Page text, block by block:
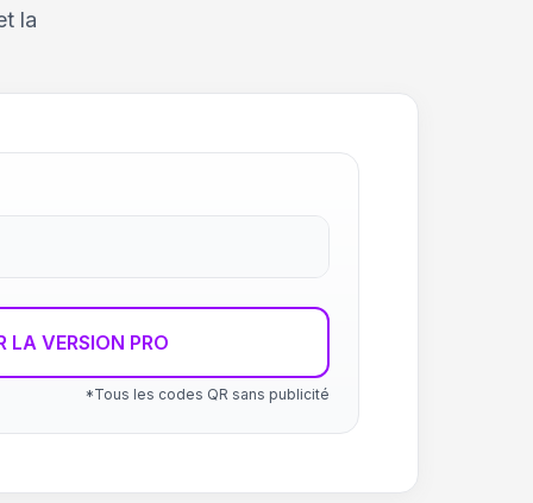
la
LA VERSION PRO
*Tous les codes QR sans publicité